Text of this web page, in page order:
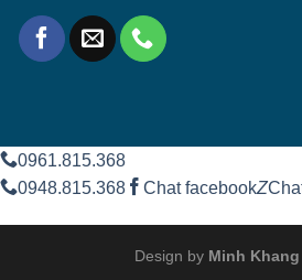
0961.815.368
0948.815.368
Chat facebookZ
Design by Minh